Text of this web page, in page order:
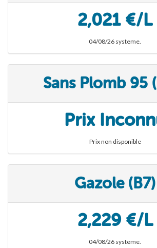
2,021 €/L
04/08/26 systeme.
Sans Plomb 95
Prix
Prix non disponible
Gazole (B7)
2,229 €/L
04/08/26 systeme.